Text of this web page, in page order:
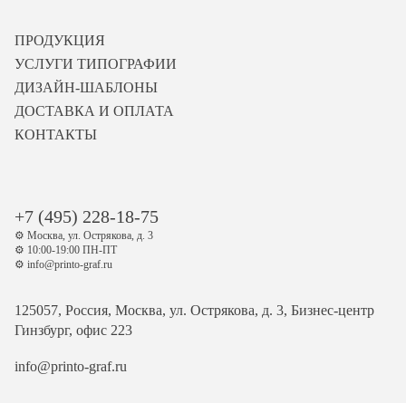
ПРОДУКЦИЯ
УСЛУГИ ТИПОГРАФИИ
ДИЗАЙН-ШАБЛОНЫ
ДОСТАВКА И ОПЛАТА
КОНТАКТЫ
+7 (495) 228-18-75
⚙️ Москва, ул. Острякова, д. 3
⚙️ 10:00-19:00 ПН-ПТ
⚙️ info@printo-graf.ru
125057, Россия, Москва, ул. Острякова, д. 3, Бизнес-центр
Гинзбург, офис 223
info@printo-graf.ru